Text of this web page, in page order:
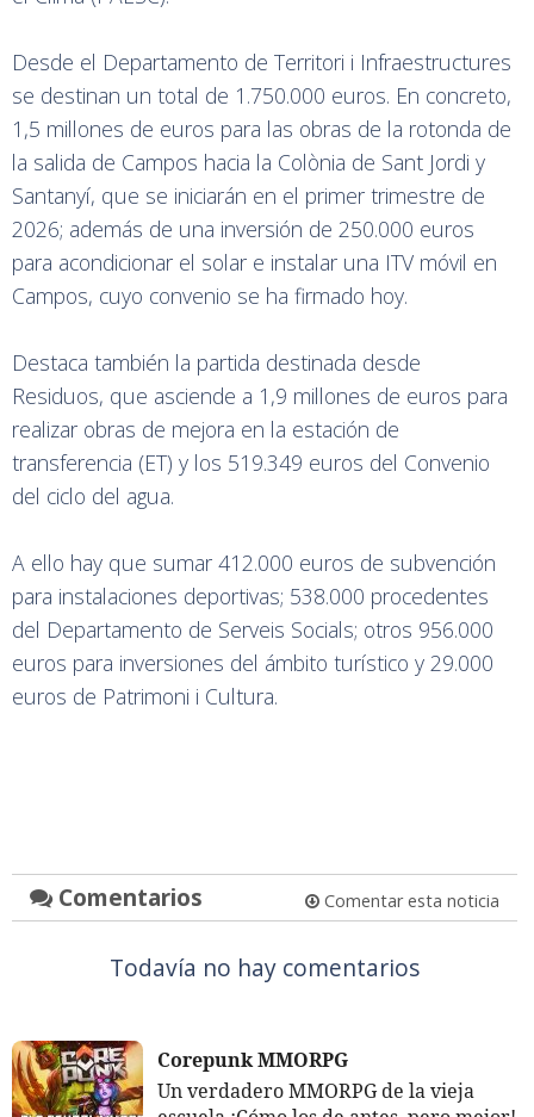
Desde el Departamento de Territori i Infraestructures
se destinan un total de 1.750.000 euros. En concreto,
1,5 millones de euros para las obras de la rotonda de
la salida de Campos hacia la Colònia de Sant Jordi y
Santanyí, que se iniciarán en el primer trimestre de
2026; además de una inversión de 250.000 euros
para acondicionar el solar e instalar una ITV móvil en
Campos, cuyo convenio se ha firmado hoy.
Destaca también la partida destinada desde
Residuos, que asciende a 1,9 millones de euros para
realizar obras de mejora en la estación de
transferencia (ET) y los 519.349 euros del Convenio
del ciclo del agua.
A ello hay que sumar 412.000 euros de subvención
para instalaciones deportivas; 538.000 procedentes
del Departamento de Serveis Socials; otros 956.000
euros para inversiones del ámbito turístico y 29.000
euros de Patrimoni i Cultura.
Comentarios Comentar esta noticia
Todavía no hay comentarios
Corepunk MMORPG
Un verdadero MMORPG de la vieja